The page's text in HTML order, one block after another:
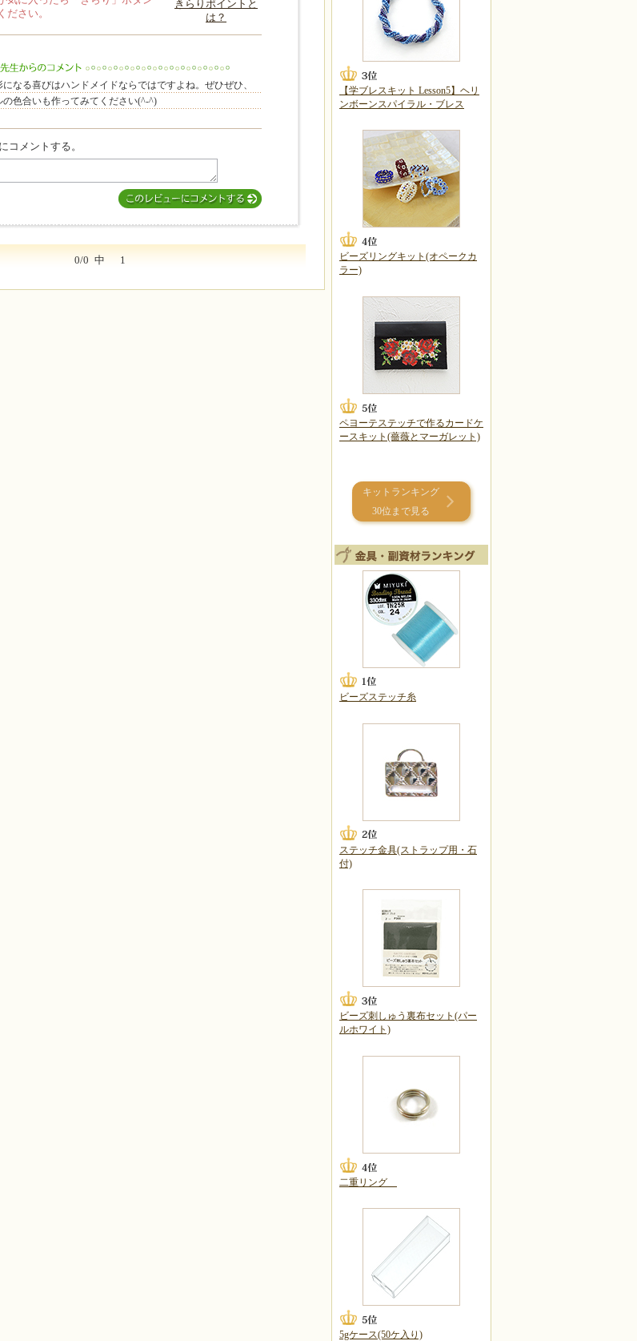
参考になりましたか？
ださい。
きらりポイントと
は？
になる喜びはハンドメイドならではですよね。ぜひぜひ、
の色合いも作ってみてください(^-^)
コメントする。
0/0 中 1
【学ブレスキット Lesson5】ヘリ
ンボーンスパイラル・ブレス
ビーズリングキット(オペークカ
ラー)
ペヨーテステッチで作るカードケ
ースキット(薔薇とマーガレット)
キットランキング
30位まで見る
ビーズステッチ糸
ステッチ金具(ストラップ用・石
付)
ビーズ刺しゅう裏布セット(パー
ルホワイト)
二重リング
5gケース(50ケ入り)